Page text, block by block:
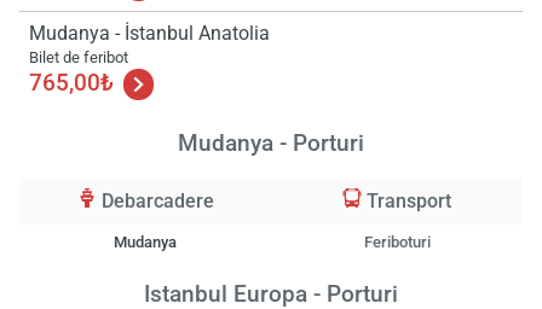
Mudanya - İstanbul Anatolia
Bilet de feribot
765,00₺
Mudanya - Porturi
Debarcadere Transport
Mudanya Feriboturi
Istanbul Europa - Porturi